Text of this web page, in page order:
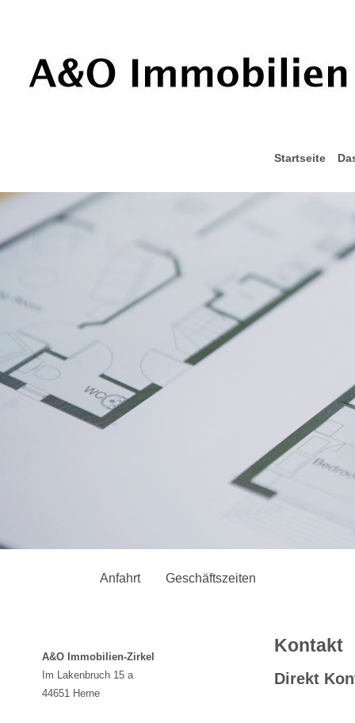
Startseite
Anfahrt Geschäftszeiten
Kontakt
Direkt
A&O Immobilien-Zirkel
Im Lakenbruch 15 a
44651 Herne